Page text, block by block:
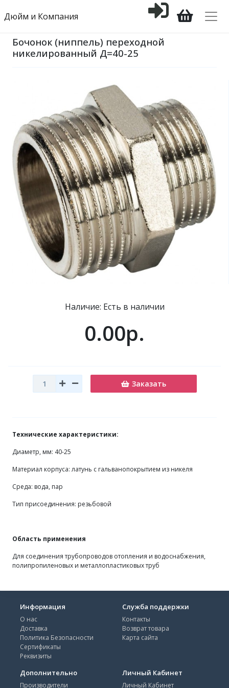
Дюйм и Компания
Бочонок (ниппель) переходной
никелированный Д=40-25
Наличие: Есть в наличии
0.00р.
Заказать
Технические характеристики:
Диаметр, мм: 40-25
Материал корпуса: латунь с гальванопокрытием из никеля
Среда: вода, пар
Тип присоединения: резьбовой
Область применения
Для соединения трубопроводов отопления и водоснабжения,
полипропиленовых и металлопластиковых труб
Информация
О нас
Доставка
Политика Безопасности
Сертификаты
Реквизиты
Служба поддержки
Контакты
Возврат товара
Карта сайта
Дополнительно
Производители
Личный Кабинет
Личный Кабинет